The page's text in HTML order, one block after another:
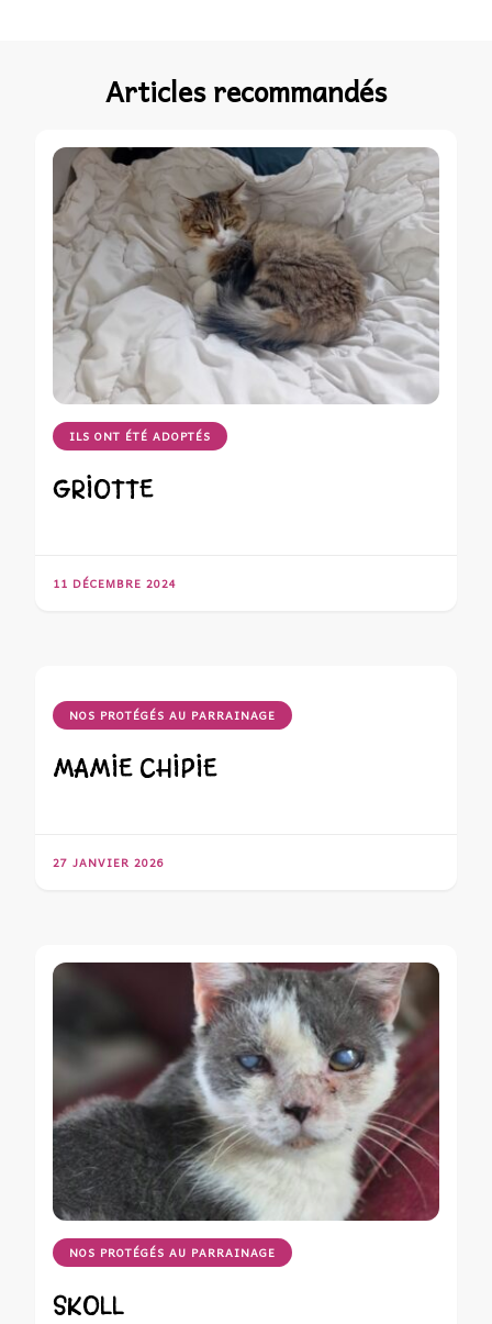
Articles recommandés
ILS ONT ÉTÉ ADOPTÉS
GRIOTTE
11 DÉCEMBRE 2024
NOS PROTÉGÉS AU PARRAINAGE
MAMIE CHIPIE
27 JANVIER 2026
NOS PROTÉGÉS AU PARRAINAGE
SKOLL